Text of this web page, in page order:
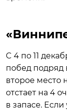
C 4 по 11
побед подряд
второе место
отстает на 4
в запасе. Если